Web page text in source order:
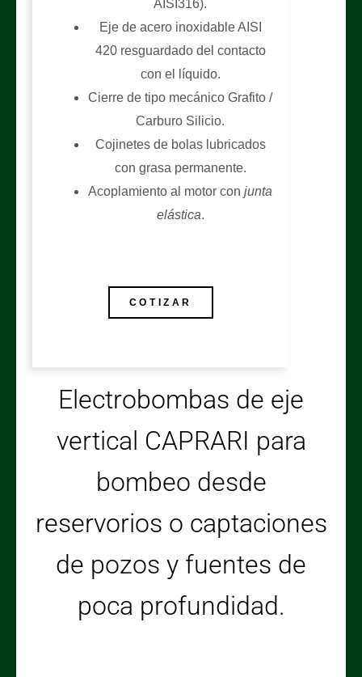
AISI316).
Eje de acero inoxidable AISI
420 resguardado del contacto
con el líquido.
Cierre de tipo mecánico Grafito /
Carburo Silicio.
Cojinetes de bolas lubricados
con grasa permanente.
Acoplamiento al motor con junta
elástica.
COTIZAR
Electrobombas de eje
vertical CAPRARI para
bombeo desde
reservorios o captaciones
de pozos y fuentes de
poca profundidad.